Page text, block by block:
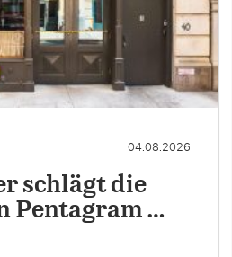
04.08.2026
schlägt die
Pentagram …